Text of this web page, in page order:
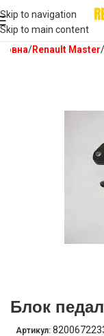
Skip to navigation
Skip to main content
Renault Master
Блок
Артикул: